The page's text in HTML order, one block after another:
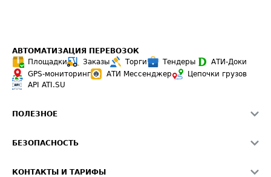
АВТОМАТИЗАЦИЯ ПЕРЕВОЗОК
Площадки
Заказы Торги Тендеры
АТИ-Доки
GPS-мониторинг
АТИ Мессенджер
Цепочки грузов
API ATI.SU
ПОЛЕЗНОЕ
Звезды ATI.SU на вашем сайте
БЕЗОПАСНОСТЬ
КОНТАКТЫ И ТАРИФЫ